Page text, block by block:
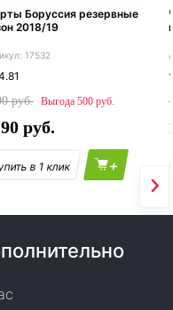
Боруссия резервные
2018/19
17532
500
+